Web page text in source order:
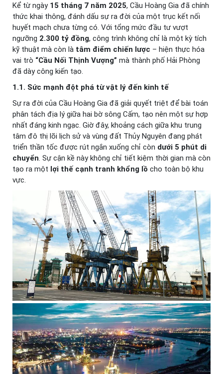
Kể từ ngày 15 tháng 7 năm 2025, Cầu Hoàng Gia đã chính
thức khai thông, đánh dấu sự ra đời của một trục kết nối
huyết mạch chưa từng có. Với tổng mức đầu tư vượt
ngưỡng 2.300 tỷ đồng, công trình không chỉ là một kỳ tích
kỹ thuật mà còn là tâm điểm chiến lược – hiện thực hóa
vai trò “Cầu Nối Thịnh Vượng” mà thành phố Hải Phòng
đã dày công kiến tạo.
1.1. Sức mạnh đột phá từ vật lý đến kinh tế
Sự ra đời của Cầu Hoàng Gia đã giải quyết triệt để bài toán
phân tách địa lý giữa hai bờ sông Cấm, tạo nên một sự hợp
nhất đáng kinh ngạc. Giờ đây, khoảng cách giữa khu trung
tâm đô thị lõi lịch sử và vùng đất Thủy Nguyên đang phát
triển thần tốc được rút ngắn xuống chỉ còn dưới 5 phút di
chuyển. Sự cận kề này không chỉ tiết kiệm thời gian mà còn
tạo ra một lợi thế cạnh tranh khổng lồ cho toàn bộ khu
vực.